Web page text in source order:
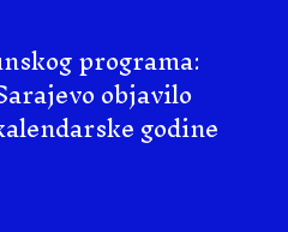
programa:
objavilo
godine